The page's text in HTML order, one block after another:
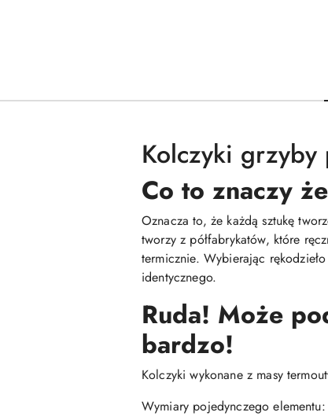
Kolczyki grzyby
Co to znaczy
Oznacza to, że każdą sztukę
tworzy z półfabrykatów, które
termicznie. Wybierając
identycznego.
Ruda! Może
bardzo!
Kolczyki wykonane z masy
Wymiary pojedynczego